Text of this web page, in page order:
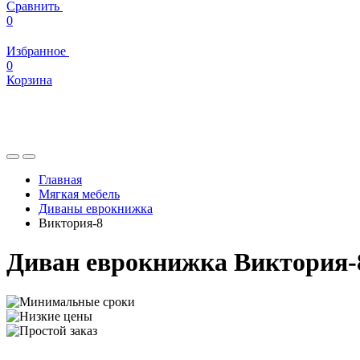
Сравнить
0
Избранное
0
Корзина
Главная
Мягкая мебель
Диваны еврокнижка
Виктория-8
Диван еврокнижка